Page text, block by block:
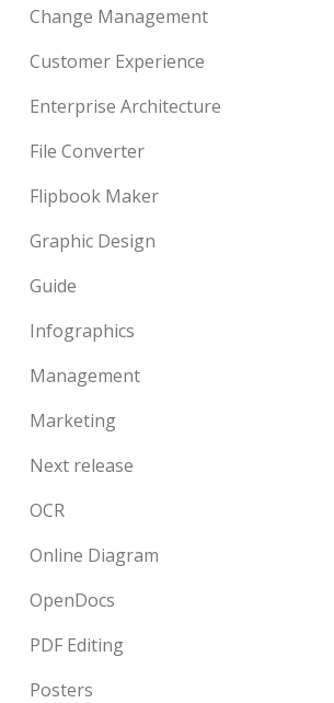
Change Management
Customer Experience
Enterprise Architecture
File Converter
Flipbook Maker
Graphic Design
Guide
Infographics
Management
Marketing
Next release
OCR
Online Diagram
OpenDocs
PDF Editing
Posters